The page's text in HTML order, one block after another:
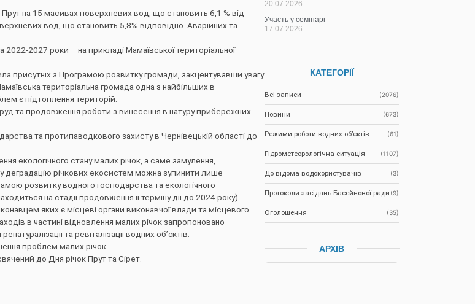
Прут на 15 масивах поверхневих вод, що становить 6,1 % від
вод, що становить 5,8% відповідно. Аварійних та
2027 роки – на прикладі Мамаївської територіальної
присутніх з Програмою розвитку громади, закцентувавши увагу
територіальна громада одна з найбільших в
є підтоплення територій.
та продовження роботи з винесення в натуру прибережних
та протипаводкового захисту в Чернівецькій області до
екологічного стану малих річок, а саме замулення,
деградацію річкових екосистем можна зупинити лише
розвитку водного господарства та екологічного
на стадії продовження її терміну дії до 2024 року)
яких є місцеві органи виконавчої влади та місцевого
в частині відновлення малих річок запропоновано
та ревіталізації водних об’єктів.
проблем малих річок.
до Дня річок Прут та Сірет.
20.07.2026
Участь у семінарі
17.07.2026
КАТЕГОРІЇ
Всі записи (2076)
Новини (673)
Режими роботи водних об’єктів (61)
Гідрометеорологічна ситуація (1107)
До відома водокористувачів (3)
Протоколи засідань Басейнової ради (9)
Оголошення (35)
АРХІВ